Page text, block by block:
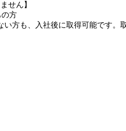
せん】
方
方も、入社後に取得可能です。